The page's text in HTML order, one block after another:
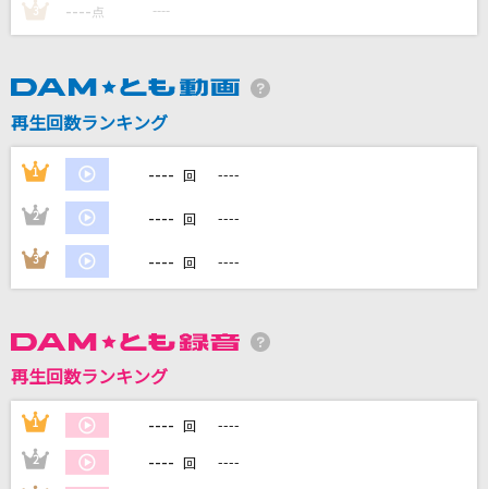
[生音]To Love You More [トゥ・ラヴ・ユー・
モア]
[生音]Dear
中島美嘉
私は最強
Mrs. GREEN APPLE
秒針を噛む
キミに100パーセント
世界が終るまでは…
WANDS
3 ---- 点 ----
再生回数ランキング
1 ---- 回 ----
2 ---- 回 ----
3 ---- 回 ----
再生回数ランキング
1 ---- 回 ----
2 ---- 回 ----